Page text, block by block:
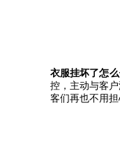
衣服挂坏了怎
控，主动与客
客们再也不用